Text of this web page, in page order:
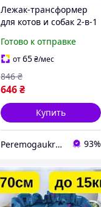
Лежак-трансформер
для котов и собак 2-в-1
домик-коврик
KT8004693
Готово к отправке
от65₴/мес
646₴
846 ₴
Купить
Peremogaukraine.com Милитарные товары и снаряжение 93%